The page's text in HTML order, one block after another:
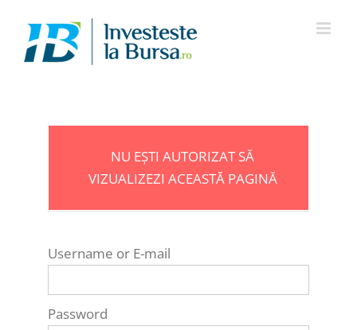
content
NU EȘTI AUTORIZAT SĂ
VIZUALIZEZI ACEASTĂ PAGINĂ
Username or E-mail
Password